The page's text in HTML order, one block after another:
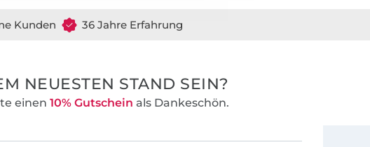
Kunden 36 Jahre Erfahrung
NEUESTEN STAND SEIN?
einen 10% Gutschein als Dankeschön.